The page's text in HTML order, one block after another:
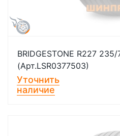
BRIDGESTONE R227
(Арт.LSR0377503)
Уточнить
наличие